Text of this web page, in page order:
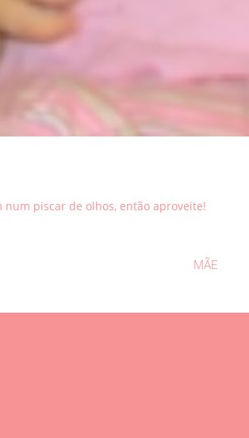
num piscar de olhos, então aproveite!
MÃE